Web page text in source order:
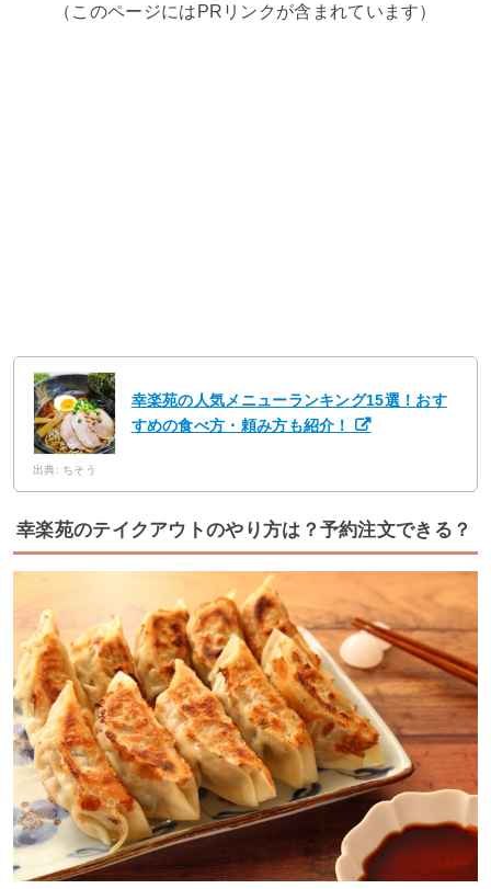
（このページにはPRリンクが含まれています）
幸楽苑の人気メニューランキング15選！おす
すめの食べ方・頼み方も紹介！
出典: ちそう
幸楽苑のテイクアウトのやり方は？予約注文できる？